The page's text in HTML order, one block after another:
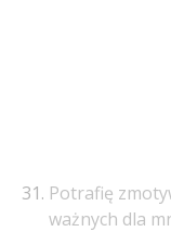
Potrafię
ważnych dla